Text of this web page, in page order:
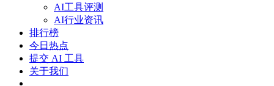
AI工具评测
AI行业资讯
排行榜
今日热点
提交 AI 工具
关于我们